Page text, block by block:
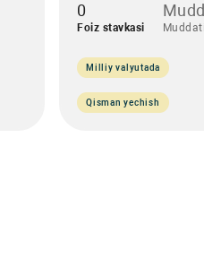
0
Foiz stavkasi
Milliy valyutada
Qisman yechish